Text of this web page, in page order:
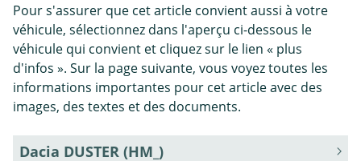
Pour s'assurer que cet article convient aussi à votre
véhicule, sélectionnez dans l'aperçu ci-dessous le
véhicule qui convient et cliquez sur le lien « plus
d'infos ». Sur la page suivante, vous voyez toutes les
informations importantes pour cet article avec des
images, des textes et des documents.
Dacia DUSTER (HM_)